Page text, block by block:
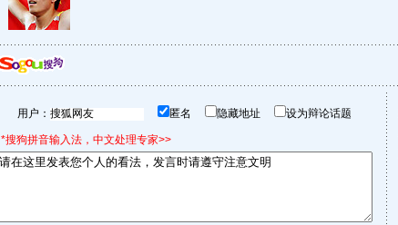
用户： 匿名 隐藏地址 设为辩论话题
*搜狗拼音输入法，中文处理专家>>